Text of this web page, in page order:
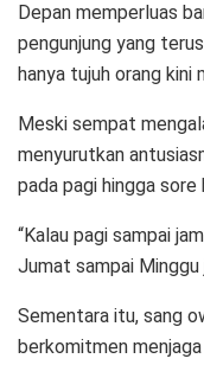
Depan memperluas
pengunjung yang
hanya tujuh orang kini
Meski sempat
menyurutkan
pada pagi hingga sore
“Kalau pagi sampai
Jumat sampai Minggu
Sementara itu, sang
berkomitmen